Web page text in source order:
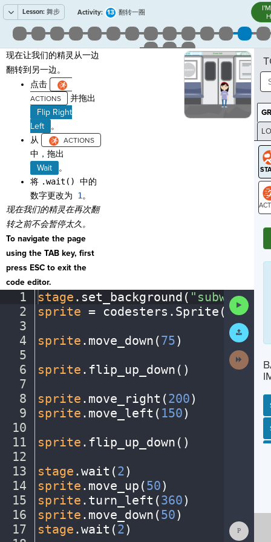
Lesson: 舞步 Activity: 13 翻转一圈
现在让我们的精灵从一边
翻转到另一边。
点击
并拖出
Flip Right
Left
。
从
中，拖出
Wait
。
将 .wait() 中的
数字更改为 1 。
现在我们的精灵在再次翻
转之前不会暂停太久。
To navigate the page
using the TAB key, first
press ESC to exit the
code editor.
1
2
3
4
5
6
7
8
9
10
11
12
13
14
15
16
17
stage . set_background( "subway"
sprite = codesters . Sprite(
sprite . move_down(75)
sprite . flip_up_down()
sprite . move_right(200)
sprite . move_left( 150)
sprite . flip_up_down()
stage .wait(2)
sprite . move_up(50)
sprite . turn_left(360)
sprite . move_down(50)
stage .wait(2)
Code
Work
Activity